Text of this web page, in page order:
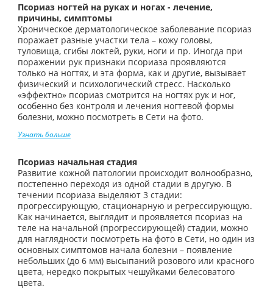
Псориаз ногтей на руках и ногах - лечение,
причины, симптомы
Хроническое дерматологическое заболевание псориаз
поражает разные участки тела – кожу головы,
туловища, сгибы локтей, руки, ноги и пр. Иногда при
поражении рук признаки псориаза проявляются
только на ногтях, и эта форма, как и другие, вызывает
физический и психологический стресс. Насколько
«эффектно» псориаз смотрится на ногтях рук и ног,
особенно без контроля и лечения ногтевой формы
болезни, можно посмотреть в Сети на фото.
Узнать больше
Псориаз начальная стадия
Развитие кожной патологии происходит волнообразно,
постепенно переходя из одной стадии в другую. В
течении псориаза выделяют 3 стадии:
прогрессирующую, стационарную и регрессирующую.
Как начинается, выглядит и проявляется псориаз на
теле на начальной (прогрессирующей) стадии, можно
для наглядности посмотреть на фото в Сети, но один из
основных симптомов начала болезни – появление
небольших (до 6 мм) высыпаний розового или красного
цвета, нередко покрытых чешуйками белесоватого
цвета.